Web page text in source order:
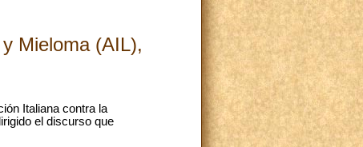
Mieloma (AIL),
Italiana contra la
el discurso que